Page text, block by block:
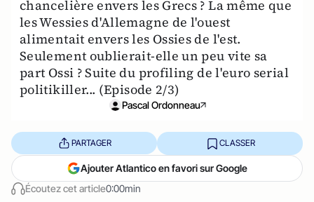
chancelière envers les Grecs ? La même que
les Wessies d'Allemagne de l'ouest
alimentait envers les Ossies de l'est.
Seulement oublierait-elle un peu vite sa
part Ossi ? Suite du profiling de l'euro serial
politikiller... (Episode 2/3)
Pascal Ordonneau
Écoutez cet article0:00min
PARTAGER CLASSER
Ajouter Atlantico en favori sur Google